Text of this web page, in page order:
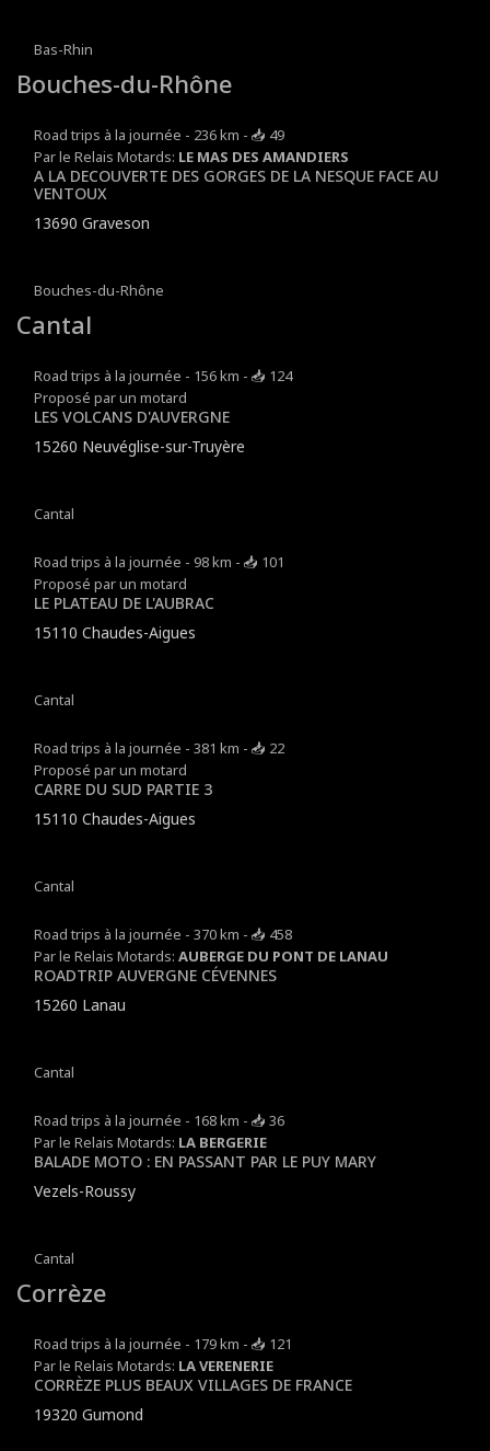
Bas-Rhin
Bouches-du-Rhône
Road trips à la journée - 236 km - 📥 49
Par le Relais Motards: LE MAS DES AMANDIERS
A LA DECOUVERTE DES GORGES DE LA NESQUE FACE AU
VENTOUX
13690 Graveson
Bouches-du-Rhône
Cantal
Road trips à la journée - 156 km - 📥 124
Proposé par un motard
LES VOLCANS D'AUVERGNE
15260 Neuvéglise-sur-Truyère
Cantal
Road trips à la journée - 98 km - 📥 101
Proposé par un motard
LE PLATEAU DE L'AUBRAC
15110 Chaudes-Aigues
Cantal
Road trips à la journée - 381 km - 📥 22
Proposé par un motard
CARRE DU SUD PARTIE 3
15110 Chaudes-Aigues
Cantal
Road trips à la journée - 370 km - 📥 458
Par le Relais Motards: AUBERGE DU PONT DE LANAU
ROADTRIP AUVERGNE CÉVENNES
15260 Lanau
Cantal
Road trips à la journée - 168 km - 📥 36
Par le Relais Motards: LA BERGERIE
BALADE MOTO : EN PASSANT PAR LE PUY MARY
Vezels-Roussy
Cantal
Corrèze
Road trips à la journée - 179 km - 📥 121
Par le Relais Motards: LA VERENERIE
CORRÈZE PLUS BEAUX VILLAGES DE FRANCE
19320 Gumond